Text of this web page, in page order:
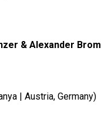
& Alexander Brom
| Austria, Germany)